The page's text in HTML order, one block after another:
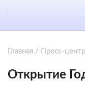
Главная / Пресс-центр
Открытие